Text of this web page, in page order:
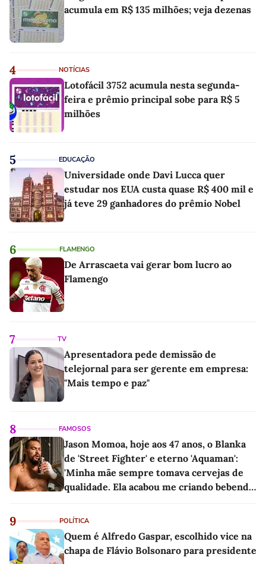
acumula em R$ 135 milhões; veja dezenas
4 NOTÍCIAS
Lotofácil 3752 acumula nesta segunda-
feira e prêmio principal sobe para R$ 5
milhões
5 EDUCAÇÃO
Universidade onde Davi Lucca quer
estudar nos EUA custa quase R$ 400 mil e
já teve 29 ganhadores do prêmio Nobel
6 FLAMENGO
De Arrascaeta vai gerar bom lucro ao
Flamengo
7 TV
Apresentadora pede demissão de
telejornal para ser gerente em empresa:
"Mais tempo e paz"
8 FAMOSOS
Jason Momoa, hoje aos 47 anos, o Blanka
de 'Street Fighter' e eterno 'Aquaman':
'Minha mãe sempre tomava cervejas de
qualidade. Ela acabou me criando bebendo
9 POLÍTICA
Quem é Alfredo Gaspar, escolhido vice na
chapa de Flávio Bolsonaro para presidente